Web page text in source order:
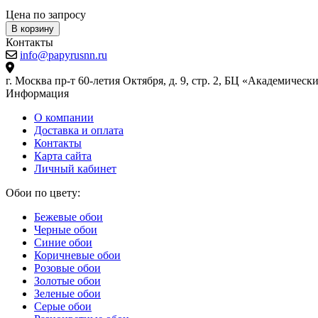
Цена по запросу
В корзину
Контакты
info@papyrusnn.ru
г. Москва пр-т 60-летия Октября, д. 9, стр. 2, БЦ
Информация
О компании
Доставка и оплата
Контакты
Карта сайта
Личный кабинет
Обои по цвету:
Бежевые обои
Черные обои
Синие обои
Коричневые обои
Розовые обои
Золотые обои
Зеленые обои
Серые обои